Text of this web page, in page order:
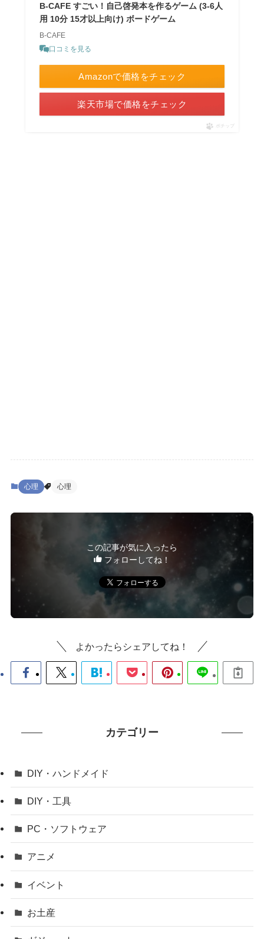
B-CAFE すごい！自己啓発本を作るゲーム (3-6人
用 10分 15才以上向け) ボードゲーム
B-CAFE
口コミを見る
Amazonで価格をチェック
楽天市場で価格をチェック
ポチップ
心理 心理
この記事が気に入ったら
フォローしてね！
よかったらシェアしてね！
カテゴリー
DIY・ハンドメイド
DIY・工具
PC・ソフトウェア
アニメ
イベント
お土産